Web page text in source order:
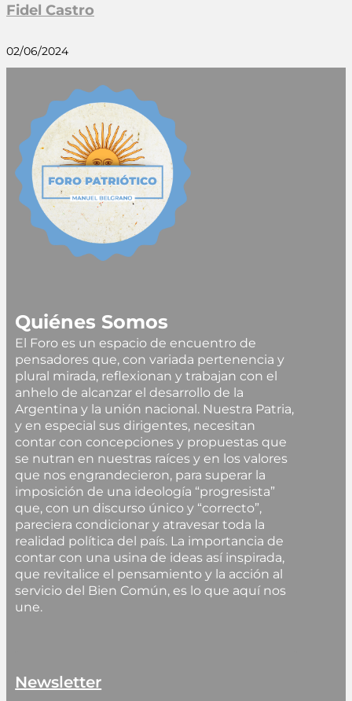
Fidel Castro
02/06/2024
Quiénes Somos
El Foro es un espacio de encuentro de
pensadores que, con variada pertenencia y
plural mirada, reflexionan y trabajan con el
anhelo de alcanzar el desarrollo de la
Argentina y la unión nacional. Nuestra Patria,
y en especial sus dirigentes, necesitan
contar con concepciones y propuestas que
se nutran en nuestras raíces y en los valores
que nos engrandecieron, para superar la
imposición de una ideología “progresista”
que, con un discurso único y “correcto”,
pareciera condicionar y atravesar toda la
realidad política del país. La importancia de
contar con una usina de ideas así inspirada,
que revitalice el pensamiento y la acción al
servicio del Bien Común, es lo que aquí nos
une.
Newsletter